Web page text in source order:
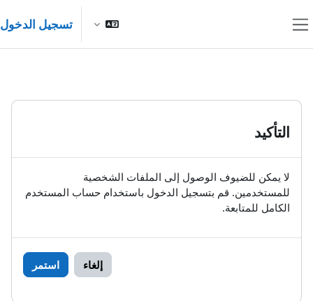
تسجيل الدخول
التأكيد
لا يمكن للضيوف الوصول إلى الملفات الشخصية
للمستخدمين. قم بتسجيل الدخول باستخدام حساب المستخدم
الكامل للمتابعة.
إلغاء استمر